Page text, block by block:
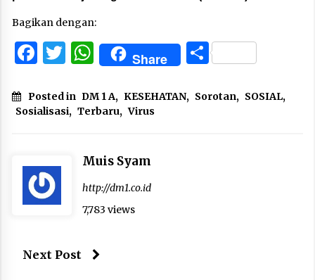
Bagikan dengan:
Facebook
Twitter
WhatsApp
Share Share
Posted in DM 1 A, KESEHATAN, Sorotan, SOSIAL,
Sosialisasi, Terbaru, Virus
Muis Syam
http://dm1.co.id
7,783 views
Next Post